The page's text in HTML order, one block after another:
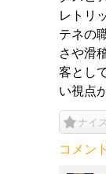
レトリ
テネの
さや滑
客とし
い視点
ナイス
コメン